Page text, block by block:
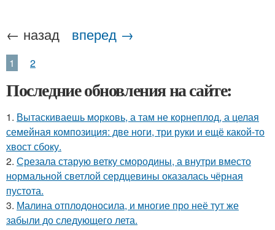
← назад вперед →
1 2
Последние обновления на сайте:
1. Вытаскиваешь морковь, а там не корнеплод, а целая
семейная композиция: две ноги, три руки и ещё какой-то
хвост сбоку.
2. Срезала старую ветку смородины, а внутри вместо
нормальной светлой сердцевины оказалась чёрная
пустота.
3. Малина отплодоносила, и многие про неё тут же
забыли до следующего лета.